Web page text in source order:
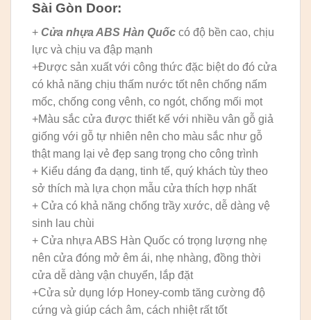
Sài Gòn Door:
+ Cửa nhựa ABS Hàn Quốc có độ bền cao, chịu
lực và chịu va đập mạnh
+Được sản xuất với công thức đặc biệt do đó cửa
có khả năng chịu thấm nước tốt nên chống nấm
mốc, chống cong vênh, co ngót, chống mối mọt
+Màu sắc cửa được thiết kế với nhiều vân gỗ giả
giống với gỗ tự nhiên nên cho màu sắc như gỗ
thật mang lại vẻ đẹp sang trọng cho công trình
+ Kiểu dáng đa dạng, tinh tế, quý khách tùy theo
sở thích mà lựa chọn mẫu cửa thích hợp nhất
+ Cửa có khả năng chống trầy xước, dễ dàng vệ
sinh lau chùi
+ Cửa nhựa ABS Hàn Quốc có trọng lượng nhẹ
nên cửa đóng mở êm ái, nhẹ nhàng, đồng thời
cửa dễ dàng vận chuyển, lắp đặt
+Cửa sử dụng lớp Honey-comb tăng cường độ
cứng và giúp cách âm, cách nhiệt rất tốt